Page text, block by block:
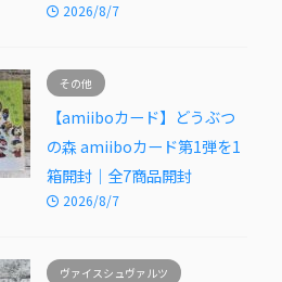
2026/8/7
その他
【amiiboカード】どうぶつ
の森 amiiboカード第1弾を1
箱開封｜全7商品開封
2026/8/7
ヴァイスシュヴァルツ